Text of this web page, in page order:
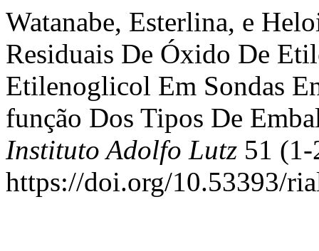
Watanabe, Esterlina, e
Residuais De Óxido De
Etilenoglicol Em Sondas
função Dos Tipos De
Instituto Adolfo Lutz 51
https://doi.org/10.53393/